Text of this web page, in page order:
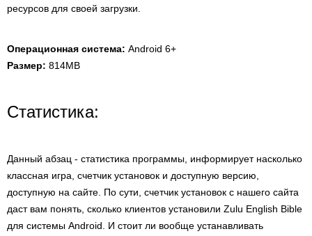
ресурсов для своей загрузки.
Операционная система: Android 6+
Размер: 814MB
Статистика:
Данный абзац - статистика программы, информирует насколько
классная игра, счетчик установок и доступную версию,
доступную на сайте. По сути, счетчик установок с нашего сайта
даст вам понять, сколько клиентов установили Zulu English Bible
для системы Android. И стоит ли вообще устанавливать